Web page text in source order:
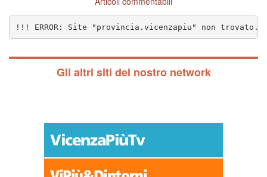
!!! ERROR: Site "provincia.vicenzapiu" non trovato.
Gli altri siti del nostro network